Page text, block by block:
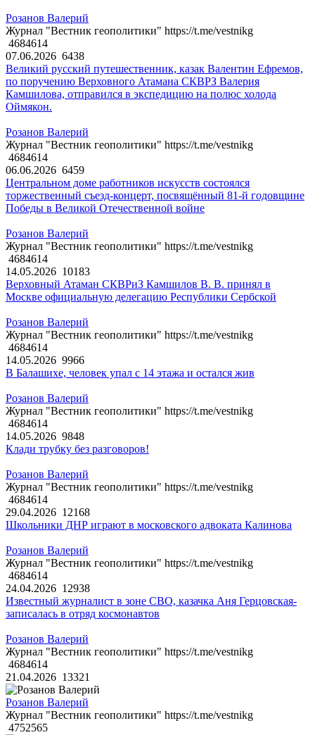
Розанов Валерий
Журнал "Вестник геополитики" https://t.me/vestnikg
4684614
07.06.2026 6438
Великий русский путешественник, казак Валентин Ефремов,
по поручению Верховного Атамана СКВРЗ Валерия
Камшилова, отправился в экспедицию на полюс холода
Оймякон.
Розанов Валерий
Журнал "Вестник геополитики" https://t.me/vestnikg
4684614
06.06.2026 6459
Центральном доме работников искусств состоялся
торжественный съезд-концерт, посвящённый 81-й годовщине
Победы в Великой Отечественной войне
Розанов Валерий
Журнал "Вестник геополитики" https://t.me/vestnikg
4684614
14.05.2026 10183
Верховный Атаман СКВРиЗ Камшилов В. В. принял в
Москве официальную делегацию Республики Сербской
Розанов Валерий
Журнал "Вестник геополитики" https://t.me/vestnikg
4684614
14.05.2026 9966
В Балашихе, человек упал с 14 этажа и остался жив
Розанов Валерий
Журнал "Вестник геополитики" https://t.me/vestnikg
4684614
14.05.2026 9848
Клади трубку без разговоров!
Розанов Валерий
Журнал "Вестник геополитики" https://t.me/vestnikg
4684614
29.04.2026 12168
Школьники ДНР играют в московского адвоката Калинова
Розанов Валерий
Журнал "Вестник геополитики" https://t.me/vestnikg
4684614
24.04.2026 12938
Известный журналист в зоне СВО, казачка Аня Герцовская-
записалась в отряд космонавтов
Розанов Валерий
Журнал "Вестник геополитики" https://t.me/vestnikg
4684614
21.04.2026 13321
Розанов Валерий
Журнал "Вестник геополитики" https://t.me/vestnikg
4752565